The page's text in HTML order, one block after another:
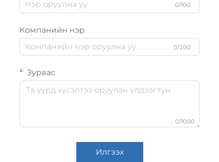
0/100
Компанийн нэр
0/200
Зурвас
0/1000
Илгээх